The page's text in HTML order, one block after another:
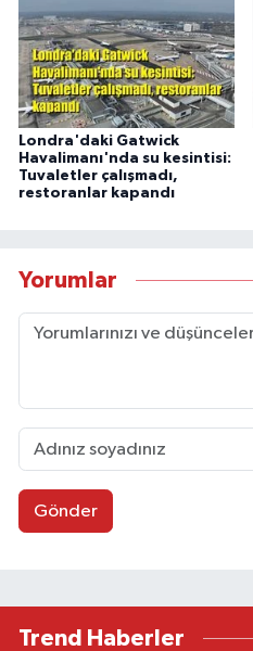
Londra'daki Gatwick
Havalimanı'nda su kesintisi:
Tuvaletler çalışmadı,
restoranlar kapandı
Yorumlar
Gönder
Trend Haberler